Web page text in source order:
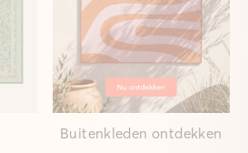
Buitenkleden ontdekken